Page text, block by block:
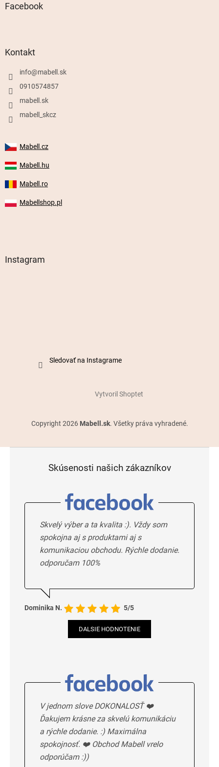
Facebook
Kontakt
info@mabell.sk
0910574857
mabell.sk
mabell_skcz
Mabell.cz
Mabell.hu
Mabell.ro
Mabellshop.pl
Instagram
Sledovať na Instagrame
Vytvoril Shoptet
Copyright 2026 Mabell.sk. Všetky práva vyhradené.
Skúsenosti našich zákazníkov
Skvelý výber a ta kvalita :). Vždy som
spokojna aj s produktami aj s
komunikaciou obchodu. Rýchle dodanie.
odporučam 100%
Dominika N. 5/5
DALSIE HODNOTENIE
V jednom slove DOKONALOSŤ ❤️
Ďakujem krásne za skvelú komunikáciu
a rýchle dodanie. :) Maximálna
spokojnosť. ❤️ Obchod Mabell vrelo
odporúčam :))